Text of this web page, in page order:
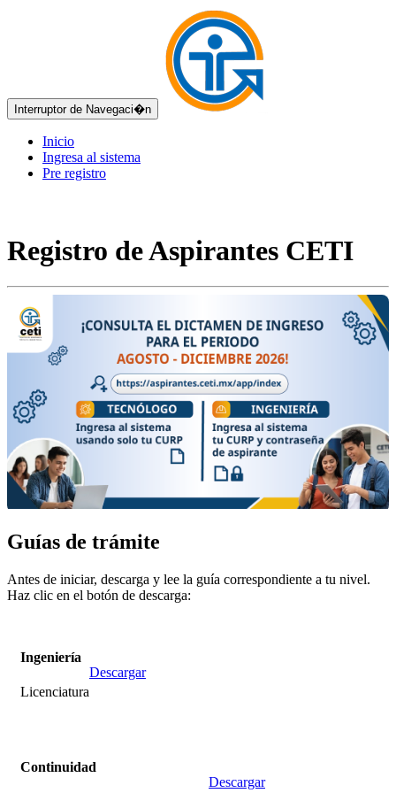
Interruptor de Navegaci�n
Inicio
Ingresa al sistema
Pre registro
Registro de Aspirantes CETI
Guías de trámite
Antes de iniciar, descarga y lee la guía correspondiente a tu nivel.
Haz clic en el botón de descarga:
Ingeniería
Licenciatura
Descargar
Continuidad
Descargar